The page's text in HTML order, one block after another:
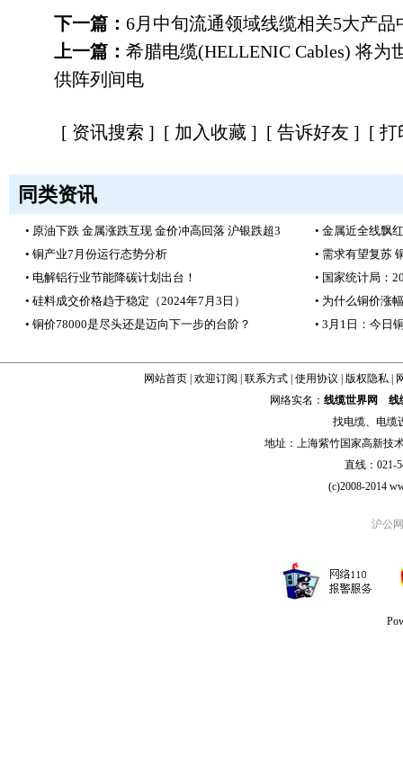
下一篇： 6月中旬流通领域线缆相关5大产
上一篇： 希腊电缆(HELLENIC Cables) 将为
供阵列间电
[ 资讯搜索 ] [ 加入收藏] [ 告诉好友 ] [ 打
同类资讯
• 原油下跌 金属涨跌互现 金价冲高回落 沪银跌超3
• 金属近全线飘
• 铜产业7月份运行态势分析
• 需求有望复苏
• 电解铝行业节能降碳计划出台！
• 国家统计局：
• 硅料成交价格趋于稳定（2024年7月3日）
• 为什么铜价涨
• 铜价78000是尽头还是迈向下一步的台阶？
• 3月1日：今日
网站首页| 欢迎订阅 联系方式| 使用协议 版权隐私|
网络实名： 线缆世界网
线
找电缆、 电缆
地址：上海紫竹国家高新技
直线：021-
(c)2008-2014
沪公